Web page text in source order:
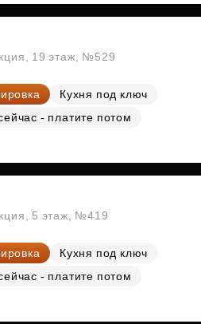
19 этаж, №529
Кухня под ключ
- платите потом
5 этаж, №419
Кухня под ключ
- платите потом